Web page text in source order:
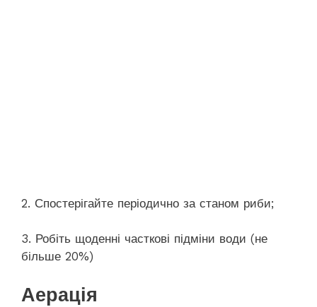
2. Спостерігайте періодично за станом риби;
3. Робіть щоденні часткові підміни води (не
більше 20%)
Аерація